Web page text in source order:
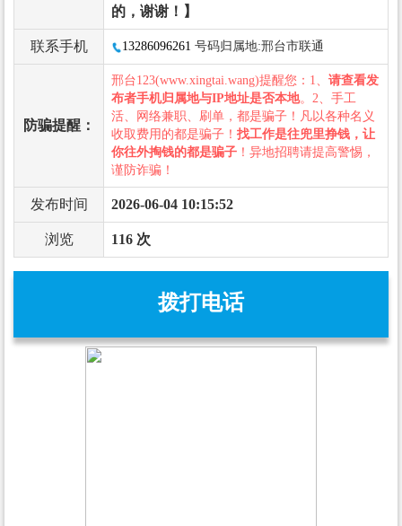
的，谢谢！】
联系手机 13286096261 号码归属地:邢台市联通
防骗提醒：
邢台123(www.xingtai.wang)提醒您：1、 请查看发
布者手机归属地与IP地址是否本地。2、手工
活、网络兼职、刷单，都是骗子！凡以各种名义
收取费用的都是骗子！ 找工作是往兜里挣钱，让
你往外掏钱的都是骗子 ！异地招聘请提高警惕，
谨防诈骗！
发布时间 2026-06-04 10:15:52
浏览 116 次
拨打电话